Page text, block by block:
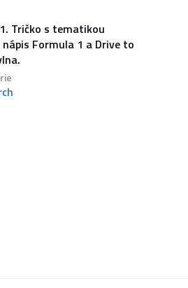
Tričko s tematikou
Formula 1 a Drive to